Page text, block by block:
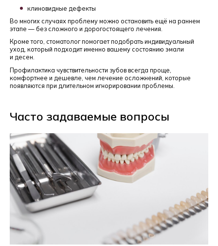
клиновидные дефекты
Во многих случаях проблему можно остановить ещё на раннем
этапе — без сложного и дорогостоящего лечения.
Кроме того, стоматолог помогает подобрать индивидуальный
уход, который подходит именно вашему состоянию эмали
и десен.
Профилактика чувствительности зубов всегда проще,
комфортнее и дешевле, чем лечение осложнений, которые
появляются при длительном игнорировании проблемы.
Часто задаваемые вопросы